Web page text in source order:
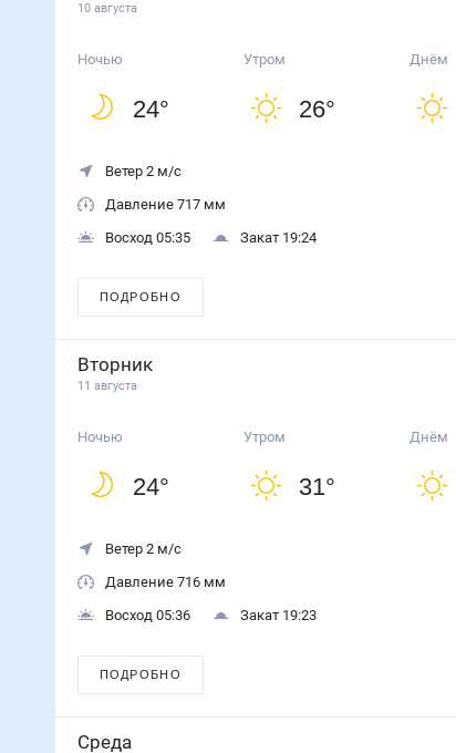
10 августа
Ночью
24°
Утром
26°
Днём
Ветер 2 м/с
Давление 717 мм
Восход 05:35
Закат 19:24
ПОДРОБНО
Вторник
11 августа
Ночью
24°
Утром
31°
Днём
Ветер 2 м/с
Давление 716 мм
Восход 05:36
Закат 19:23
ПОДРОБНО
Среда